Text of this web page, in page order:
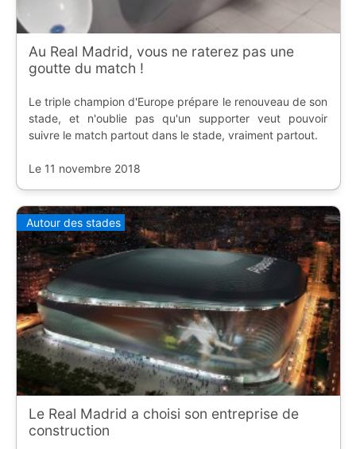
Au Real Madrid, vous ne raterez pas une
goutte du match !
Le triple champion d'Europe prépare le renouveau de son
stade, et n'oublie pas qu'un supporter veut pouvoir
suivre le match partout dans le stade, vraiment partout.
Le 11 novembre 2018
Autour des stades
Le Real Madrid a choisi son entreprise de
construction